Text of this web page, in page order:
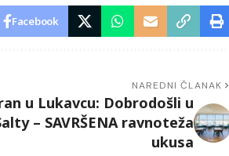
Facebook
NAREDNI ČLANAK
u Lukavcu: Dobrodošli u
– SAVRŠENA ravnoteža
ukusa